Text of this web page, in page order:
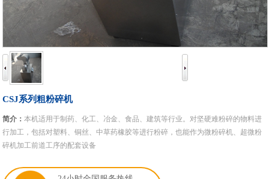
CSJ系列粗粉碎机
简介：本机适用于制药、化工、冶金、食品、建筑等行业。对坚硬难粉碎的物料进
行加工，包括对塑料、铜丝、中草药橡胶等进行粉碎，也能作为微粉碎机、超微粉
碎机加工前道工序的配套设备